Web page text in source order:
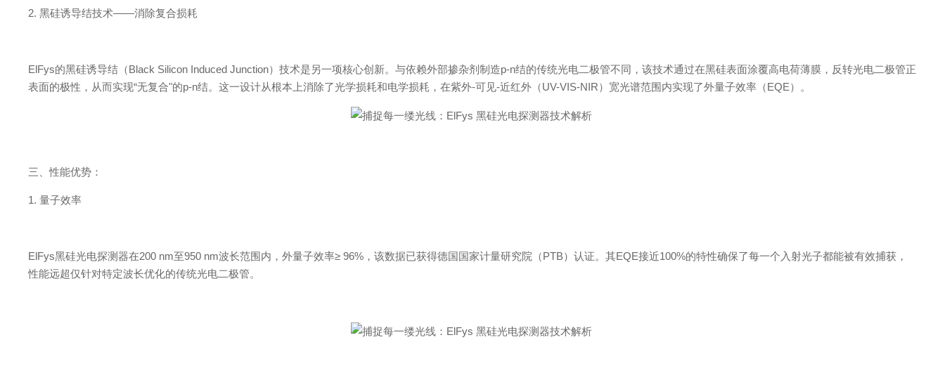
2. 黑硅诱导结技术——消除复合损耗
ElFys的黑硅诱导结 （Black Silicon Induced Junction）技术是另一项核心创新。与依赖外部掺杂剂制造p-n结的传统光电二极管不同，该技术通过在黑硅表面涂覆高电荷薄膜，反转光电二极管正
表面的极性，从而实现“无复合"的p-n结。这一设计从根本上消除了光学损耗和电学损耗，在紫外-可见-近红外 （UV-VIS-NIR）宽光谱范围内实现了外量子效率 （EQE）。
三、性能优势：
1. 量子效率
ElFys黑硅光电探测器在200 nm至950 nm波长范围内，外量子效率≥ 96% ，该数据已获得德国国家计量研究院 （PTB）认证。其EQE接近100%的特性确保了每一个入射光子都能被有效捕获，
性能远超仅针对特定波长优化的传统光电二极管。